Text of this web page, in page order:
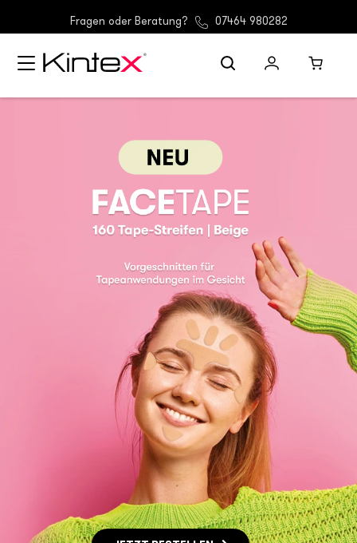
Fragen oder Beratung? 07464 980282